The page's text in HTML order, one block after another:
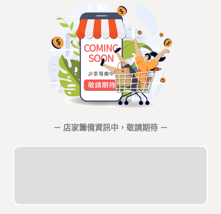
－ 店家籌備資訊中，敬請期待 －